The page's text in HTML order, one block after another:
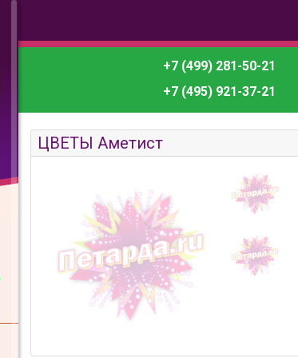
+7 (499) 281-50-21
+7 (495) 921-37-21
ЦВЕТЫ Аметист